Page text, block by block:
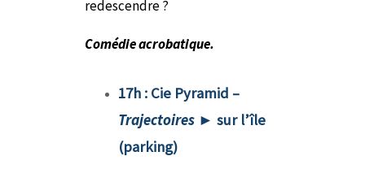
redescendre ?
Comédie acrobatique.
17h : Cie Pyramid –
Trajectoires ► sur l’île
(parking)